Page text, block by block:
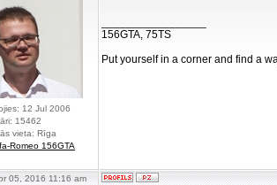
12 Jul 2006
15462
vieta: Rīga
Romeo 156GTA
156GTA, 75TS
Put yourself in a corner and find a
05, 2016 11:16 am